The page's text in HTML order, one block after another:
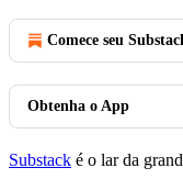
Comece seu
Obtenha o App
Substack é o lar da